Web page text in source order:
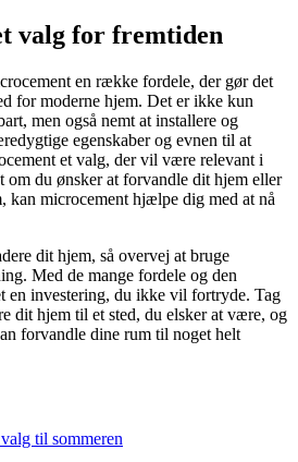
valg for fremtiden
en række fordele, der gør det
for moderne hjem. Det er ikke kun
men også nemt at installere og
egenskaber og evnen til at
et valg, der vil være relevant i
om du ønsker at forvandle dit hjem eller
kan microcement hjælpe dig med at nå
dit hjem, så overvej at bruge
Med de mange fordele og den
en investering, du ikke vil fortryde. Tag
dit hjem til et sted, du elsker at være, og
forvandle dine rum til noget helt